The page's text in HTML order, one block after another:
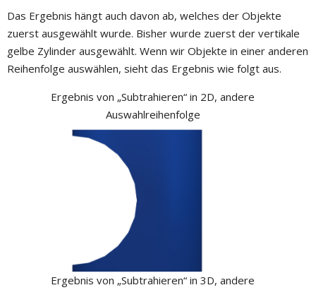
Das Ergebnis hängt auch davon ab, welches der Objekte
zuerst ausgewählt wurde. Bisher wurde zuerst der vertikale
gelbe Zylinder ausgewählt. Wenn wir Objekte in einer anderen
Reihenfolge auswählen, sieht das Ergebnis wie folgt aus.
Ergebnis von „Subtrahieren“ in 2D, andere
Auswahlreihenfolge
Ergebnis von „Subtrahieren“ in 3D, andere